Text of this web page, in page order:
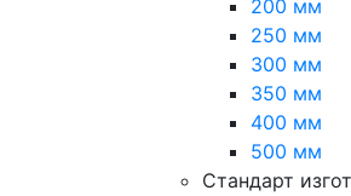
200 мм
250 мм
300 мм
350 мм
400 мм
500 мм
Стандарт